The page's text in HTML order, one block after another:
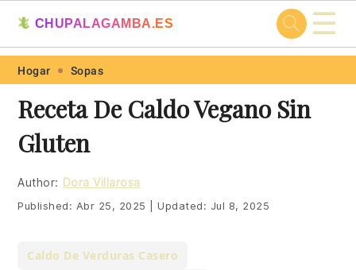
Skip
primary
navigation
Skip
main
content
Skip
primary
sidebar
Skip
footer
🦎 CHUPALAGAMBA.ES ☰
Hogar Sopas
Receta De Caldo Vegano Sin
Gluten
Author: Dora Villarosa
Published: Abr 25, 2025 Updated: Jul 8, 2025
Caldo De Verduras Casero